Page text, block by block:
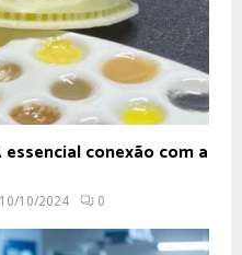
conexão com a
10/10/2024 0